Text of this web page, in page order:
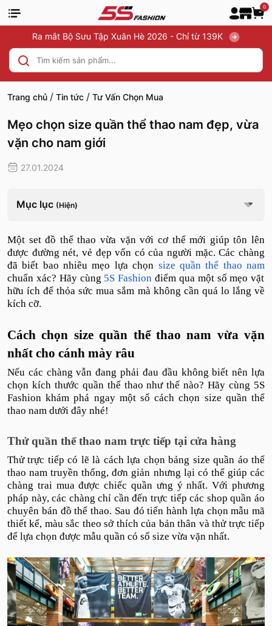
0
Ra mắt Bộ Sưu Tập Xuân Hè 2026 - Chỉ từ 139K
Trang chủ / Tin tức / Tư Vấn Chọn Mua
Mẹo chọn size quần thể thao nam đẹp, vừa
vặn cho nam giới
27.01.2024
Mục lục (Hiện)
Một set đồ thể thao vừa vặn với cơ thể mới giúp tôn lên
được đường nét, vẻ đẹp vốn có của người mặc. Các chàng
đã biết bao nhiêu mẹo lựa chọn size quần thể thao nam
chuẩn xác? Hãy cùng 5S Fashion điểm qua một số mẹo vặt
hữu ích để thỏa sức mua sắm mà không cần quá lo lắng về
kích cỡ.
Cách chọn size quần thể thao nam vừa vặn
nhất cho cánh mày râu
Nếu các chàng vẫn đang phải đau đầu không biết nên lựa
chọn kích thước quần thể thao như thế nào? Hãy cùng 5S
Fashion khám phá ngay một số cách chọn size quần thể
thao nam dưới đây nhé!
Thử quần thể thao nam trực tiếp tại cửa hàng
Thử trực tiếp có lẽ là cách lựa chọn bảng size quần áo thể
thao nam truyền thống, đơn giản nhưng lại có thể giúp các
chàng trai mua được chiếc quần ưng ý nhất. Với phương
pháp này, các chàng chỉ cần đến trực tiếp các shop quần áo
chuyên bán đồ thể thao. Sau đó tiến hành lựa chọn mẫu mã
thiết kế, màu sắc theo sở thích của bản thân và thử trực tiếp
để lựa chọn được mẫu quần có số size vừa vặn nhất.